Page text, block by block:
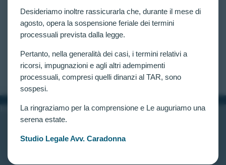
Desideriamo inoltre rassicurarla che, durante il mese di
agosto, opera la sospensione feriale dei termini
processuali prevista dalla legge.
Pertanto, nella generalità dei casi, i termini relativi a
ricorsi, impugnazioni e agli altri adempimenti
processuali, compresi quelli dinanzi al TAR, sono
sospesi.
La ringraziamo per la comprensione e Le auguriamo una
serena estate.
Studio Legale Avv. Caradonna
Concorso pubblico, per esame, per l’assunzione di
1887 Allievi Agenti della Polizia di Stato: disposta
verificazione per 2 candidati esclusi con la seguente
motivazione “Alterazione del senso cromatico (Non
matassine colorate e…
CLAUDIA CARADONNA MARZO 15, 2025
INFORMAZIONI
Chi siamo
Contatti